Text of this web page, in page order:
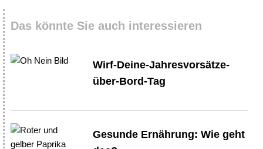
Das könnte Sie auch interessieren
Wirf-Deine-Jahresvorsätze-
über-Bord-Tag
Gesunde Ernährung: Wie geht